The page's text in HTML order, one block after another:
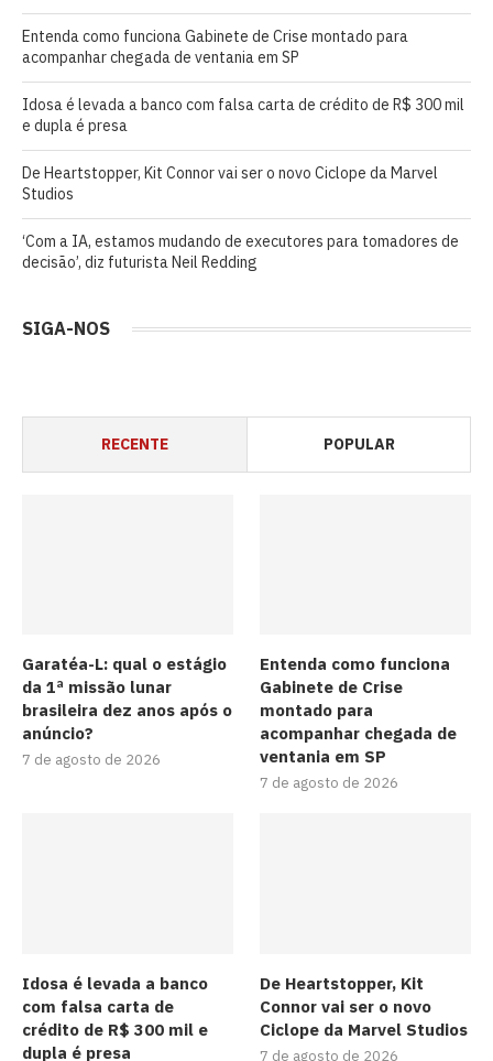
Entenda como funciona Gabinete de Crise montado para
acompanhar chegada de ventania em SP
Idosa é levada a banco com falsa carta de crédito de R$ 300 mil
e dupla é presa
De Heartstopper, Kit Connor vai ser o novo Ciclope da Marvel
Studios
‘Com a IA, estamos mudando de executores para tomadores de
decisão’, diz futurista Neil Redding
SIGA-NOS
RECENTE POPULAR
Garatéa-L: qual o estágio
da 1ª missão lunar
brasileira dez anos após o
anúncio?
7 de agosto de 2026
Entenda como funciona
Gabinete de Crise
montado para
acompanhar chegada de
ventania em SP
7 de agosto de 2026
Idosa é levada a banco
com falsa carta de
crédito de R$ 300 mil e
dupla é presa
De Heartstopper, Kit
Connor vai ser o novo
Ciclope da Marvel Studios
7 de agosto de 2026